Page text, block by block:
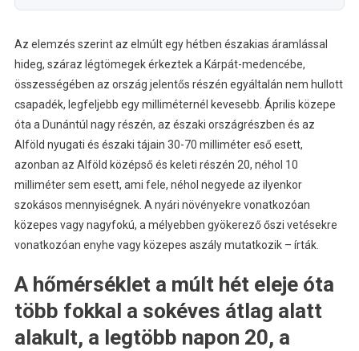
Az elemzés szerint az elmúlt egy hétben északias áramlással
hideg, száraz légtömegek érkeztek a Kárpát-medencébe,
összességében az ország jelentős részén egyáltalán nem hullott
csapadék, legfeljebb egy milliméternél kevesebb. Április közepe
óta a Dunántúl nagy részén, az északi országrészben és az
Alföld nyugati és északi tájain 30-70 milliméter eső esett,
azonban az Alföld középső és keleti részén 20, néhol 10
milliméter sem esett, ami fele, néhol negyede az ilyenkor
szokásos mennyiségnek. A nyári növényekre vonatkozóan
közepes vagy nagyfokú, a mélyebben gyökerező őszi vetésekre
vonatkozóan enyhe vagy közepes aszály mutatkozik – írták.
A hőmérséklet a múlt hét eleje óta
több fokkal a sokéves átlag alatt
alakult, a legtöbb napon 20, a